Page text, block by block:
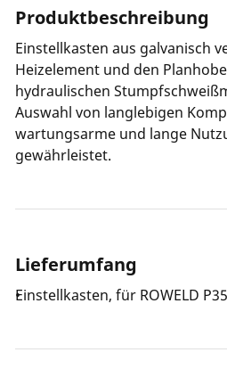
Produktbeschreibung
Einstellkasten aus galvanisch
Heizelement und den
hydraulischen
Auswahl von langlebigen
wartungsarme und lange
gewährleistet.
Lieferumfang
Einstellkasten, für ROWELD